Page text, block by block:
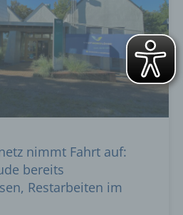
nimmt Fahrt auf:
bereits
Restarbeiten im